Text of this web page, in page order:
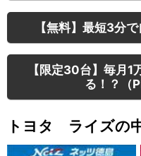
【無料】最短3分
【限定30台】毎月1
る！？（
トヨタ ライズの